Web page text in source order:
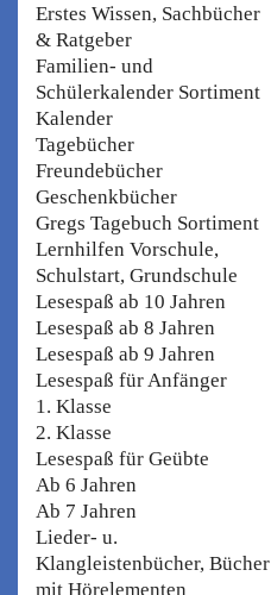
Erstes Wissen, Sachbücher
& Ratgeber
Familien- und
Schülerkalender Sortiment
Kalender
Tagebücher
Freundebücher
Geschenkbücher
Gregs Tagebuch Sortiment
Lernhilfen Vorschule,
Schulstart, Grundschule
Lesespaß ab 10 Jahren
Lesespaß ab 8 Jahren
Lesespaß ab 9 Jahren
Lesespaß für Anfänger
1. Klasse
2. Klasse
Lesespaß für Geübte
Ab 6 Jahren
Ab 7 Jahren
Lieder- u.
Klangleistenbücher, Bücher
mit Hörelementen